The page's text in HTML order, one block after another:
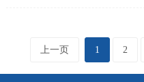
上一页 1 2